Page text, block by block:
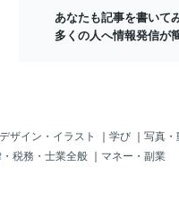
ょうどいい」バランスを大切
典：ワイ・キャリアサポータ
あなたも記事を書いて
多くの人へ情報発信が
デザイン・イラスト ｜ 学び ｜ 写真・
税務・士業全般 ｜ マネー・副業